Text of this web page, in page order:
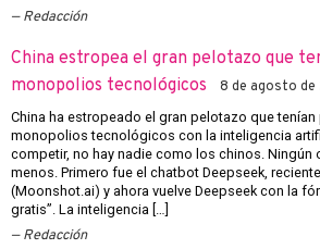
Redacción
China estropea el gran pelotazo que
monopolios tecnológicos
8 de agosto de
China ha estropeado el gran pelotazo que
monopolios tecnológicos con la inteligencia
competir, no hay nadie como los chinos. Ningún
menos. Primero fue el chatbot Deepseek,
(Moonshot.ai) y ahora vuelve Deepseek con la
gratis”. La inteligencia […]
Redacción